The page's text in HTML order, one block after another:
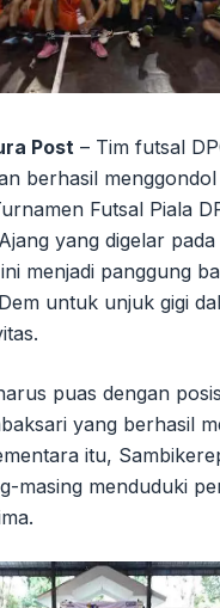
Post – Tim futsal
berhasil
Futsal Piala
yang digelar
menjadi panggung
untuk unjuk gigi
puas dengan
yang berhasil
itu,
masing menduduki